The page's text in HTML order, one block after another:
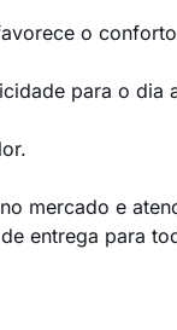
o
para o dia
mercado e
entrega para